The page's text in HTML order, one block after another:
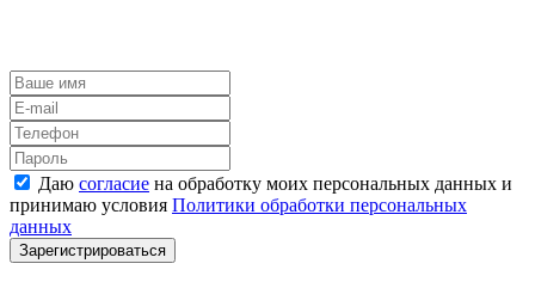
Даю согласие на обработку моих персональных данных и
принимаю условия Политики обработки персональных
данных
Зарегистрироваться